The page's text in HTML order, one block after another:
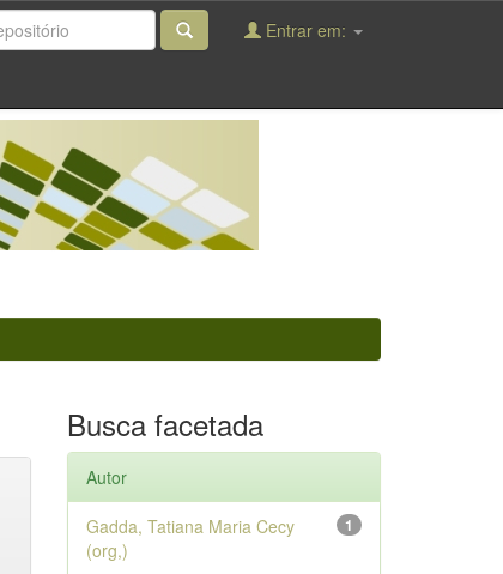
Entrar em:
Busca facetada
Autor
1
Gadda, Tatiana Maria Cecy
(org,)